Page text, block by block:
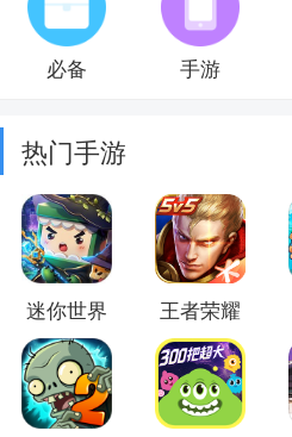
必备 手游
热门手游
迷你世界 王者荣耀